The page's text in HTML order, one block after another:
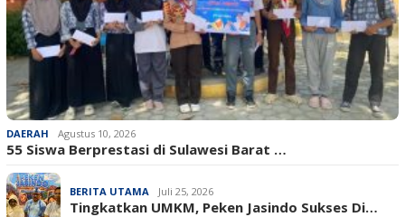
DAERAH Agustus 10, 2026
‎55 Siswa Berprestasi di Sulawesi Barat …
BERITA UTAMA Juli 25, 2026
Tingkatkan UMKM, Peken Jasindo Sukses Di…